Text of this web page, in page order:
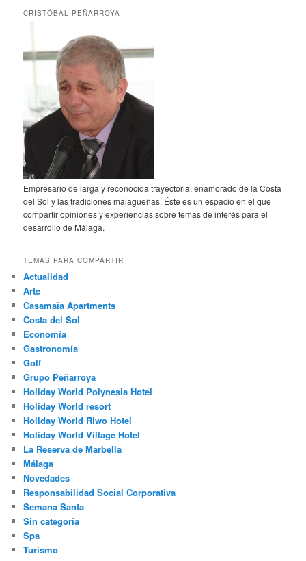
CRISTÓBAL PEÑARROYA
Empresario de larga y reconocida trayectoria, enamorado de la Costa
del Sol y las tradiciones malagueñas. Éste es un espacio en el que
compartir opiniones y experiencias sobre temas de interés para el
desarrollo de Málaga.
TEMAS PARA COMPARTIR
Actualidad
Arte
Casamaïa Apartments
Costa del Sol
Economía
Gastronomía
Golf
Grupo Peñarroya
Holiday World Polynesia Hotel
Holiday World resort
Holiday World Riwo Hotel
Holiday World Village Hotel
La Reserva de Marbella
Málaga
Novedades
Responsabilidad Social Corporativa
Semana Santa
Sin categoría
Spa
Turismo